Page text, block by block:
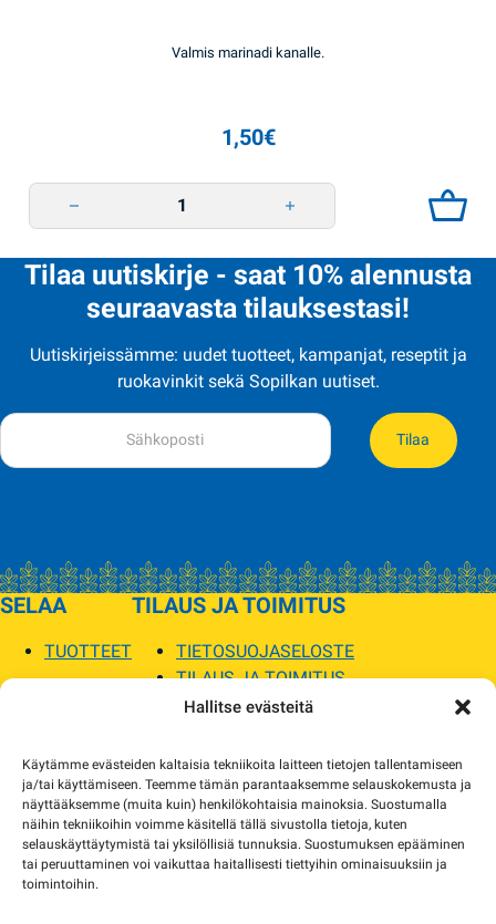
Hallitse evästeitä
Käytämme evästeiden kaltaisia tekniikoita laitteen tietojen tallentamiseen
ja/tai käyttämiseen. Teemme tämän parantaaksemme selauskokemusta ja
näyttääksemme (muita kuin) henkilökohtaisia mainoksia. Suostumalla
näihin tekniikoihin voimme käsitellä tällä sivustolla tietoja, kuten
selauskäyttäytymistä tai yksilöllisiä tunnuksia. Suostumuksen epääminen
tai peruuttaminen voi vaikuttaa haitallisesti tiettyihin ominaisuuksiin ja
toimintoihin.
Valmis marinadi kanalle.
1,50€
Tilaa uutiskirje - saat 10% alennusta
seuraavasta tilauksestasi!
Uutiskirjeissämme: uudet tuotteet, kampanjat, reseptit ja
ruokavinkit sekä Sopilkan uutiset.
Tilaa
SELAA
TUOTTEET
TILAUS JA TOIMITUS
TIETOSUOJASELOSTE
TILAUS JA TOIMITUS
TOIMITUSEHDOT
MYYMÄLÄT JA YHTEYSTIEDOT
USEIN KYSYTYT
AJANKOHTAISTA